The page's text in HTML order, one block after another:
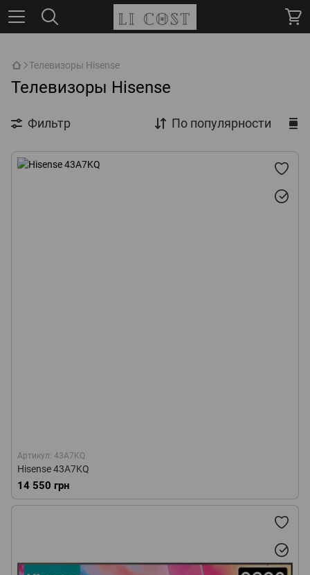
Телевизоры Hisense
Телевизоры Hisense
Фильтр По популярности
Артикул: 43A7KQ
Hisense 43A7KQ
14 550 грн